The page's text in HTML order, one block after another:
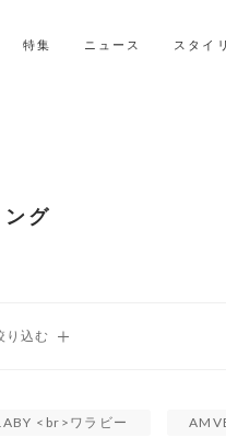
特集 ニュース スタイ
グ
<br>ワラビー